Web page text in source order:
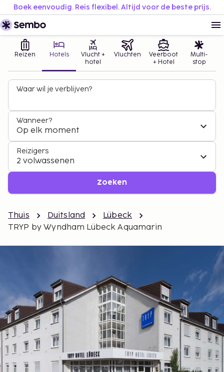
Boek eenvoudig. Reis flexibel. Altijd voor de beste prijs.
Reizen Hotels
Vlucht +
hotel
Vluchten
Veerboot
+ Hotel
Multi-
stop
Waar wil je verblijven?
Wanneer?
Op elk moment
Reizigers
2 volwassenen
Zoeken
Thuis Duitsland
Lübeck
TRYP by Wyndham Lübeck Aquamarin